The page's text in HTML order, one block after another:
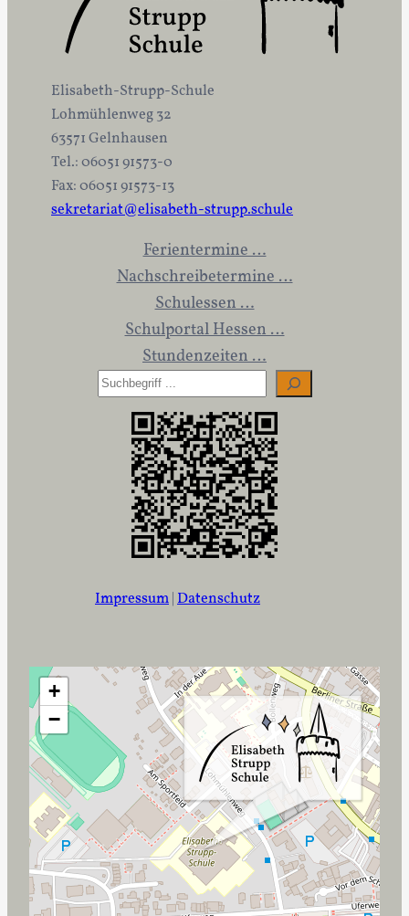
Elisabeth-Strupp-Schule
Lohmühlenweg 32
63571 Gelnhausen
Tel.: 06051 91573-0
Fax: 06051 91573-13
sekretariat@elisabeth-strupp.schule
Ferientermine …
Nachschreibetermine …
Schulessen …
Schulportal Hessen …
Stundenzeiten …
S
u
Impressum|Datenschutz
+
−